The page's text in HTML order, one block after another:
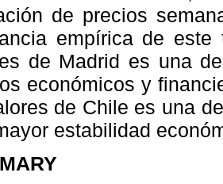
de precios
empírica de
de Madrid es una
económicos y
de Chile es una
estabilidad